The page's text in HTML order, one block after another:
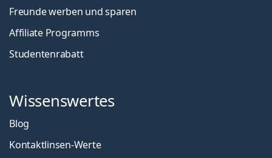
Freunde werben und sparen
Affiliate Programms
Studentenrabatt
Wissenswertes
Blog
Kontaktlinsen-Werte